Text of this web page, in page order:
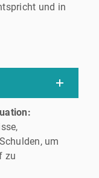
und in
um
zu